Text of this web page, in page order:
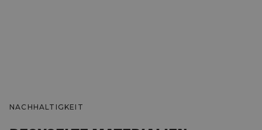
NACHHALTIGKEIT